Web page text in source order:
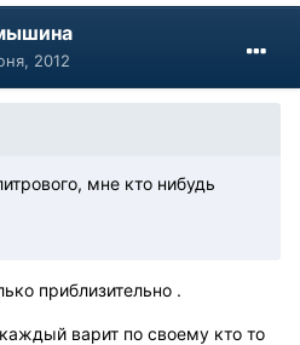
2012
мне кто нибудь
приблизительно .
варит по своему кто то